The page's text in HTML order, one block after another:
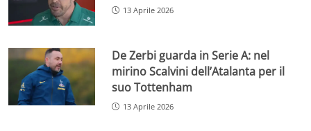
13 Aprile 2026
De Zerbi guarda in Serie A: nel
mirino Scalvini dell’Atalanta per il
suo Tottenham
13 Aprile 2026